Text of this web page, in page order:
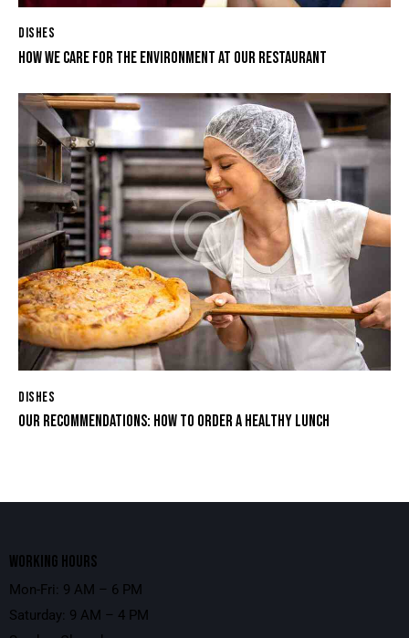
DISHES
HOW WE CARE FOR THE ENVIRONMENT AT OUR RESTAURANT
DISHES
OUR RECOMMENDATIONS: HOW TO ORDER A HEALTHY LUNCH
WORKING HOURS
Mon-Fri: 9 AM – 6 PM
Saturday: 9 AM – 4 PM